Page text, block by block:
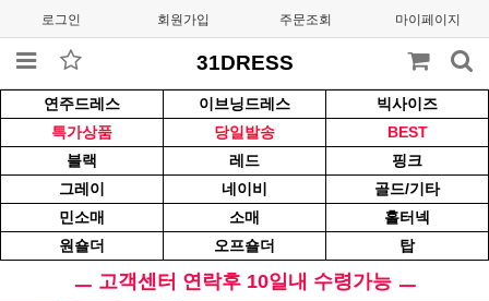
로그인 회원가입 주문조회 마이페이지
31DRESS
연주드레스 이브닝드레스
빅사이즈
특가상품
당일발송
BEST
블랙
레드
핑크
그레이
네이비
골드/기타
민소매
소매
홀터넥
원숄더
오프숄더 탑
ㅡ 고객센터 연락후 10일내 수령가능 ㅡ